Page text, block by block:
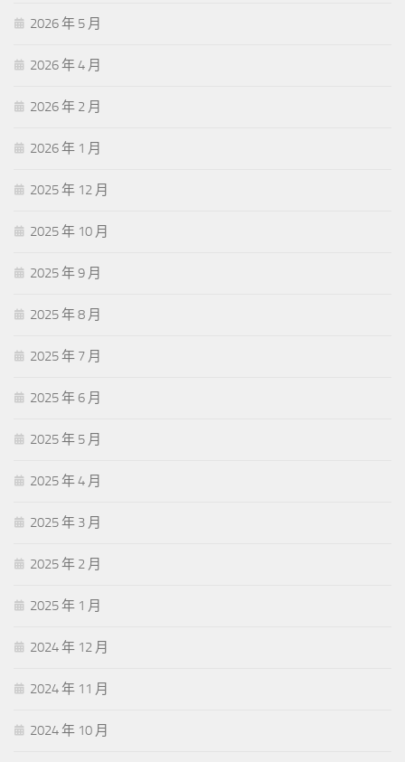
2026 年 5 月
2026 年 4 月
2026 年 2 月
2026 年 1 月
2025 年 12 月
2025 年 10 月
2025 年 9 月
2025 年 8 月
2025 年 7 月
2025 年 6 月
2025 年 5 月
2025 年 4 月
2025 年 3 月
2025 年 2 月
2025 年 1 月
2024 年 12 月
2024 年 11 月
2024 年 10 月